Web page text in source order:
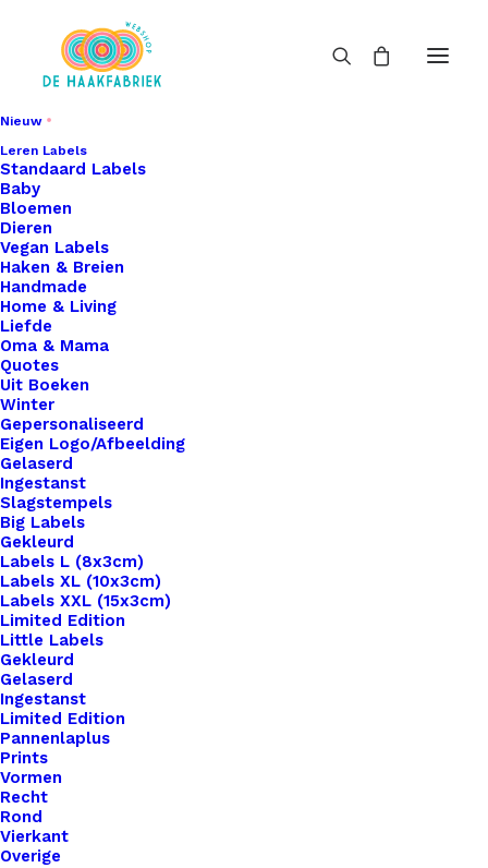
Nieuw
Leren Labels
Standaard Labels
Baby
Bloemen
Dieren
Vegan Labels
Haken & Breien
Handmade
Home & Living
Liefde
Oma & Mama
Quotes
Uit Boeken
Winter
Gepersonaliseerd
Eigen Logo/Afbeelding
Gelaserd
Ingestanst
Slagstempels
Big Labels
Gekleurd
Labels L (8x3cm)
Labels XL (10x3cm)
Labels XXL (15x3cm)
Limited Edition
Little Labels
Gekleurd
Gelaserd
Ingestanst
Limited Edition
Pannenlaplus
Prints
Vormen
Recht
Rond
Vierkant
Overige
Home
Hobby
Darice • Plastic Stramien 26X34cm Geel Mesh:7
Darice • Plastic
Stramien 26X34cm
Geel Mesh:7
€1,99